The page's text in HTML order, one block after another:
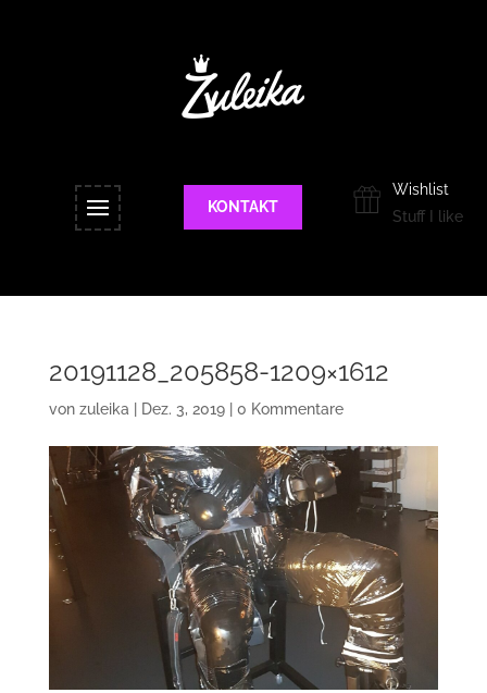
KONTAKT
Wishlist
Stuff I like
20191128_205858-1209×1612
von zuleika Dez. 3, 2019| 0 Kommentare